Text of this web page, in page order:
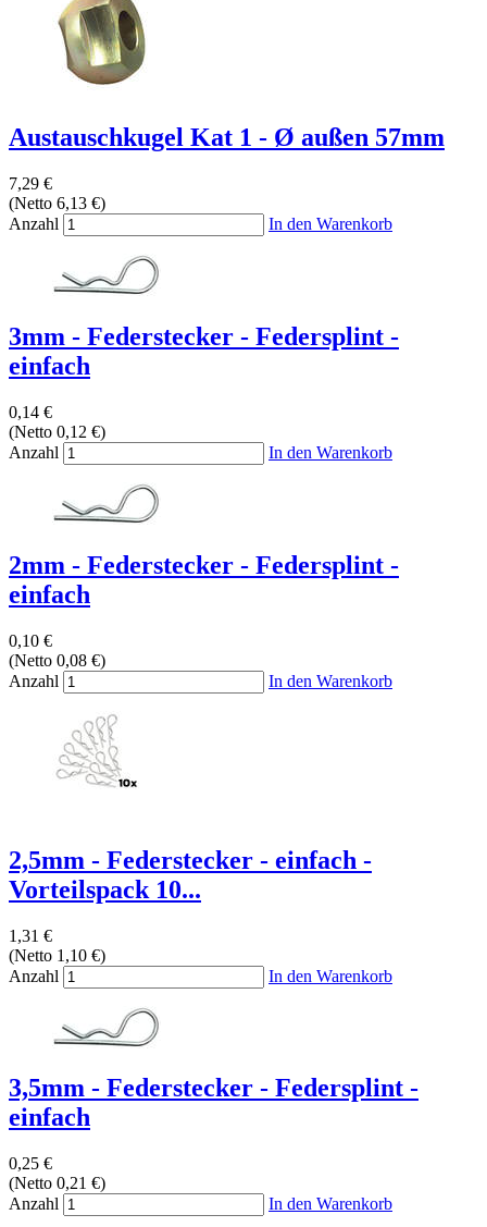
Austauschkugel Kat 1 - Ø außen 57mm
7,29 €
(Netto 6,13 €)
Anzahl
In den Warenkorb
3mm - Federstecker - Federsplint -
einfach
0,14 €
(Netto 0,12 €)
Anzahl
In den Warenkorb
2mm - Federstecker - Federsplint -
einfach
0,10 €
(Netto 0,08 €)
Anzahl
In den Warenkorb
2,5mm - Federstecker - einfach -
Vorteilspack 10...
1,31 €
(Netto 1,10 €)
Anzahl
In den Warenkorb
3,5mm - Federstecker - Federsplint -
einfach
0,25 €
(Netto 0,21 €)
Anzahl
In den Warenkorb